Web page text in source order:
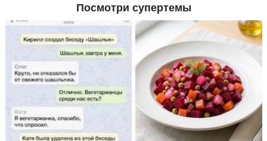
Посмотри супертемы